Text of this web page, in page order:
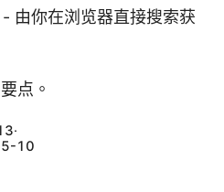
由你在浏览器直接搜索获
点。
·
10